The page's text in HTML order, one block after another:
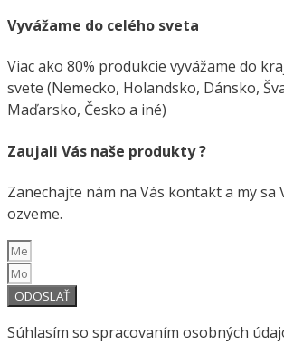
Vyvážame do celého sveta
Viac ako 80% produkcie vyvážame do
svete (Nemecko, Holandsko, Dánsko,
Maďarsko, Česko a iné)
Zaujali Vás naše produkty ?
Zanechajte nám na Vás kontakt a my sa
ozveme.
ODOSLAŤ
Súhlasím so spracovaním osobných